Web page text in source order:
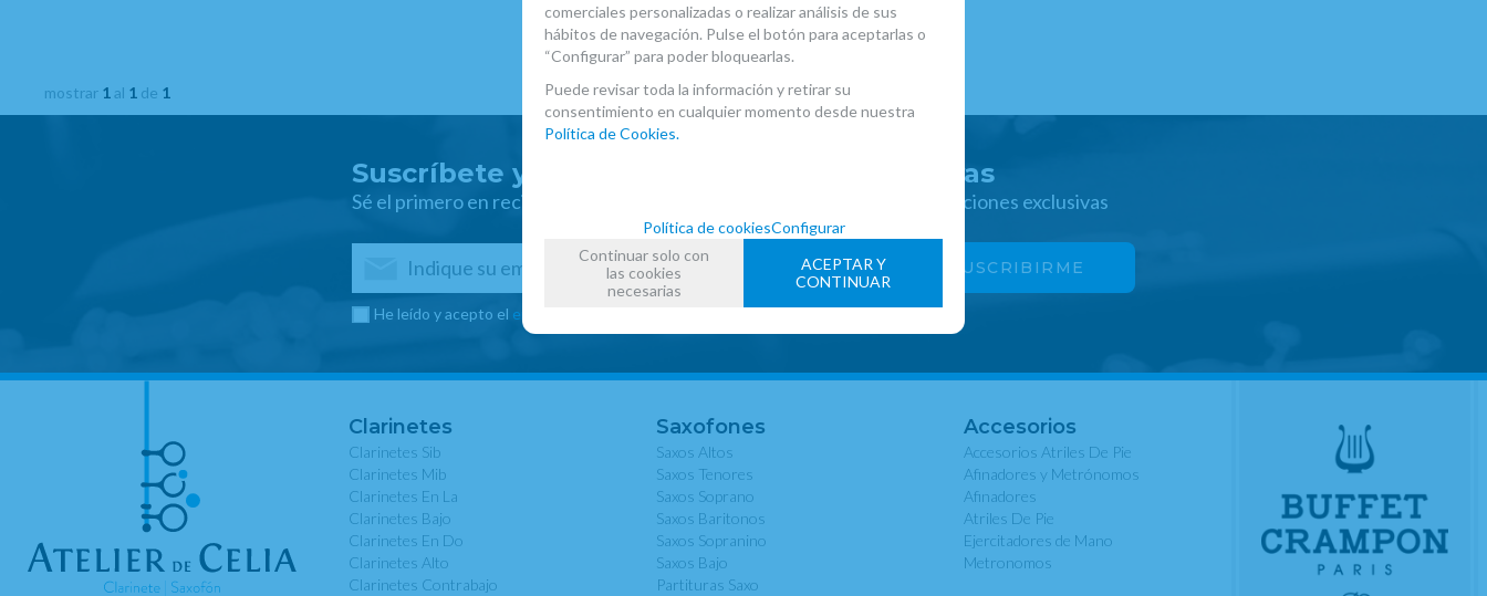
mostrar 1 al 1 de 1
Suscríbete y disfruta de ventajas y exclusivas
Sé el primero en recibir las novedades y disfruta de descuentos y promociones exclusivas
He leído y acepto el envío de publicidad
Clarinetes
Clarinetes Sib
Clarinetes Mib
Clarinetes En La
Clarinetes Bajo
Clarinetes En Do
Clarinetes Alto
Clarinetes Contrabajo
Saxofones
Saxos Altos
Saxos Tenores
Saxos Soprano
Saxos Baritonos
Saxos Sopranino
Saxos Bajo
Partituras Saxo
Accesorios
Accesorios Atriles De Pie
Afinadores y Metrónomos
Afinadores
Atriles De Pie
Ejercitadores de Mano
Metronomos
comerciales personalizadas o realizar análisis de sus
hábitos de navegación. Pulse el botón para aceptarlas o
“Configurar” para poder bloquearlas.
Puede revisar toda la información y retirar su
consentimiento en cualquier momento desde nuestra
Política de Cookies.
Política de cookiesConfigurar
Continuar solo con
las cookies
necesarias
ACEPTAR Y
CONTINUAR